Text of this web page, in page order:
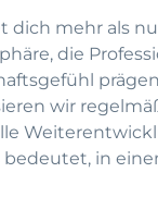
dich mehr als
die
wir
bedeutet, in